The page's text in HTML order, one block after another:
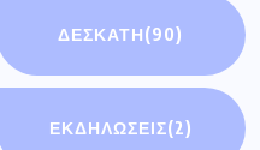
ΔΕΣΚΑΤΗ(90)
ΕΚΔΗΛΩΣΕΙΣ(2)